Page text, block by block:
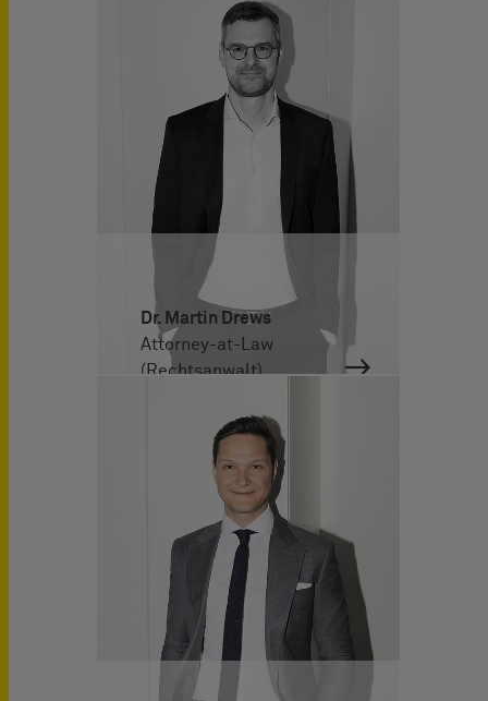
Dr. Martin Drews
Attorney-at-Law
(Rechtsanwalt)